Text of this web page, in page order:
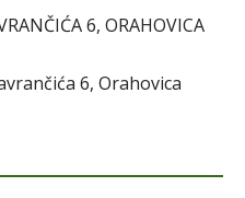
6, ORAHOVICA
6, Orahovica